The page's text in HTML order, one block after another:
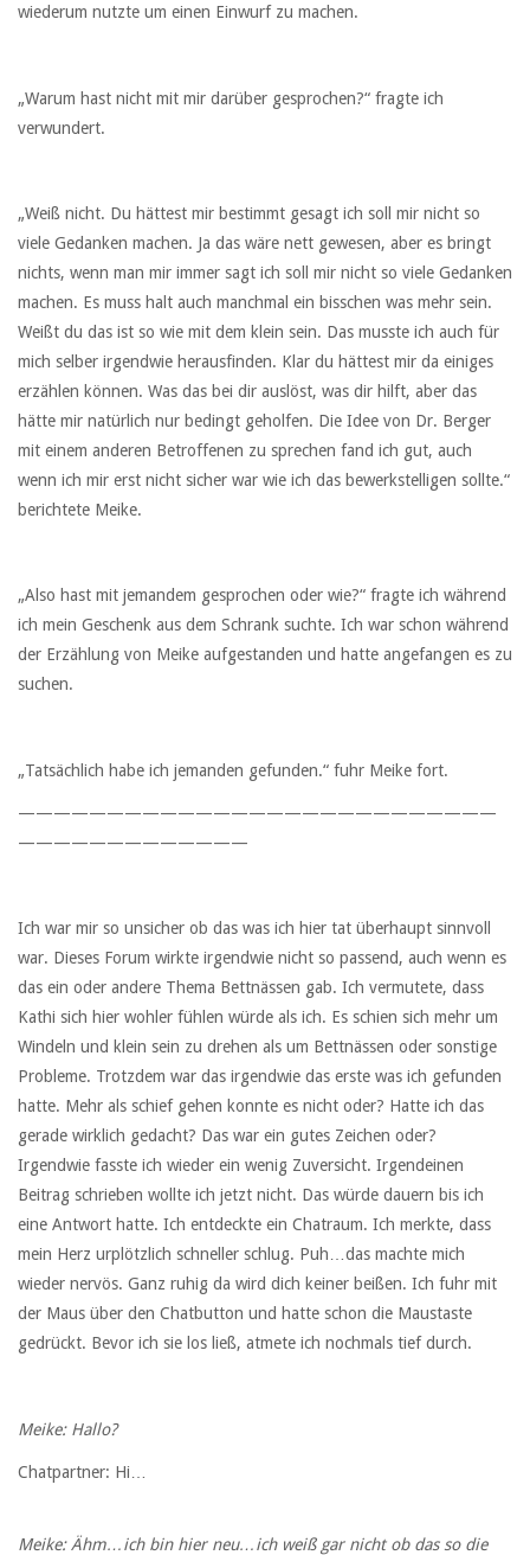
wiederum nutzte um einen Einwurf zu machen.
„Warum hast nicht mit mir darüber gesprochen?“ fragte ich
verwundert.
„Weiß nicht. Du hättest mir bestimmt gesagt ich soll mir nicht so
viele Gedanken machen. Ja das wäre nett gewesen, aber es bringt
nichts, wenn man mir immer sagt ich soll mir nicht so viele Gedanken
machen. Es muss halt auch manchmal ein bisschen was mehr sein.
Weißt du das ist so wie mit dem klein sein. Das musste ich auch für
mich selber irgendwie herausfinden. Klar du hättest mir da einiges
erzählen können. Was das bei dir auslöst, was dir hilft, aber das
hätte mir natürlich nur bedingt geholfen. Die Idee von Dr. Berger
mit einem anderen Betroffenen zu sprechen fand ich gut, auch
wenn ich mir erst nicht sicher war wie ich das bewerkstelligen sollte.“
berichtete Meike.
„Also hast mit jemandem gesprochen oder wie?“ fragte ich während
ich mein Geschenk aus dem Schrank suchte. Ich war schon während
der Erzählung von Meike aufgestanden und hatte angefangen es zu
suchen.
„Tatsächlich habe ich jemanden gefunden.“ fuhr Meike fort.
———————————————————————————
—————————————
Ich war mir so unsicher ob das was ich hier tat überhaupt sinnvoll
war. Dieses Forum wirkte irgendwie nicht so passend, auch wenn es
das ein oder andere Thema Bettnässen gab. Ich vermutete, dass
Kathi sich hier wohler fühlen würde als ich. Es schien sich mehr um
Windeln und klein sein zu drehen als um Bettnässen oder sonstige
Probleme. Trotzdem war das irgendwie das erste was ich gefunden
hatte. Mehr als schief gehen konnte es nicht oder? Hatte ich das
gerade wirklich gedacht? Das war ein gutes Zeichen oder?
Irgendwie fasste ich wieder ein wenig Zuversicht. Irgendeinen
Beitrag schrieben wollte ich jetzt nicht. Das würde dauern bis ich
eine Antwort hatte. Ich entdeckte ein Chatraum. Ich merkte, dass
mein Herz urplötzlich schneller schlug. Puh…das machte mich
wieder nervös. Ganz ruhig da wird dich keiner beißen. Ich fuhr mit
der Maus über den Chatbutton und hatte schon die Maustaste
gedrückt. Bevor ich sie los ließ, atmete ich nochmals tief durch.
Meike: Hallo?
Chatpartner: Hi…
Meike: Ähm…ich bin hier neu…ich weiß gar nicht ob das so die